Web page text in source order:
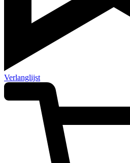
Verlanglijst